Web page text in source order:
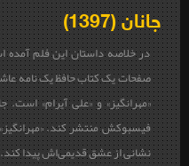
جانان (1397)
در خلاصه داستان این فلم آمده
صفحات یک کتاب حافظ یک نامه
«مهرانگیز» و «علی آیرام»
فیسبوکش منتشر کند.
نشانی از عشق قدیمی‌اش پیدا